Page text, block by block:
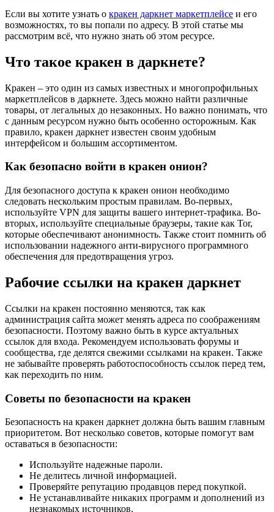
Если вы хотите узнать о кракен даркнет маркетплейсе и его
возможностях, то вы попали по адресу. В этой статье мы
рассмотрим всё, что нужно знать об этом ресурсе.
Что такое кракен в даркнете?
Кракен – это один из самых известных и многопрофильных
маркетплейсов в даркнете. Здесь можно найти различные
товары, от легальных до незаконных. Но важно понимать, что
с данным ресурсом нужно быть особенно осторожным. Как
правило, кракен даркнет известен своим удобным
интерфейсом и большим ассортиментом.
Как безопасно войти в кракен онион?
Для безопасного доступа к кракен онион необходимо
следовать нескольким простым правилам. Во-первых,
используйте VPN для защиты вашего интернет-трафика. Во-
вторых, используйте специальные браузеры, такие как Tor,
которые обеспечивают анонимность. Также стоит помнить об
использовании надежного анти-вирусного программного
обеспечения для предотвращения угроз.
Рабочие ссылки на кракен даркнет
Ссылки на кракен постоянно меняются, так как
администрация сайта может менять адреса по соображениям
безопасности. Поэтому важно быть в курсе актуальных
ссылок для входа. Рекомендуем использовать форумы и
сообщества, где делятся свежими ссылками на кракен. Также
не забывайте проверять работоспособность ссылок перед тем,
как переходить по ним.
Советы по безопасности на кракен
Безопасность на кракен даркнет должна быть вашим главным
приоритетом. Вот несколько советов, которые помогут вам
оставаться в безопасности:
Используйте надежные пароли.
Не делитесь личной информацией.
Проверяйте репутацию продавцов перед покупкой.
Не устанавливайте никаких программ и дополнений из
незнакомых источников.